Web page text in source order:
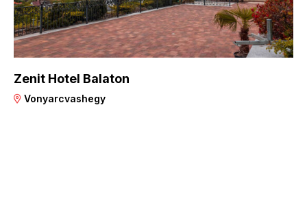
Zenit Hotel Balaton
Vonyarcvashegy